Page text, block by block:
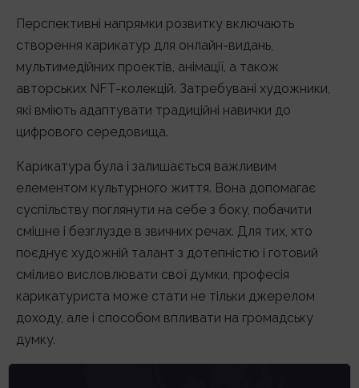
Перспективні напрямки розвитку включають
створення карикатур для онлайн-видань,
мультимедійних проектів, анімації, а також
авторських NFT-колекцій. Затребувані художники,
які вміють адаптувати традиційні навички до
цифрового середовища.
Карикатура була і залишається важливим
елементом культурного життя. Вона допомагає
суспільству поглянути на себе з боку, побачити
смішне і безглузде в звичних речах. Для тих, хто
поєднує художній талант з дотепністю і готовий
сміливо висловлювати свої думки, професія
карикатуриста може стати не тільки джерелом
доходу, але і способом впливати на громадську
думку.